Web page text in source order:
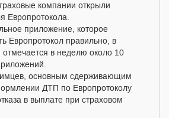
компании открыли
Европротокола.
приложение, которое
Европротокол правильно, в
в неделю около 10
основным сдерживающим
ДТП по Европротоколу
в выплате при страховом